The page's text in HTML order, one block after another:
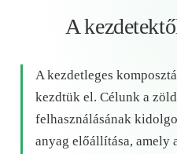
A
A kezdetleges
kezdtük el. Célunk a
felhasználásának
anyag előállítása, amely